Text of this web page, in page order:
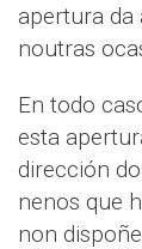
apertura da
noutras
En todo
esta
dirección
nenos que
non